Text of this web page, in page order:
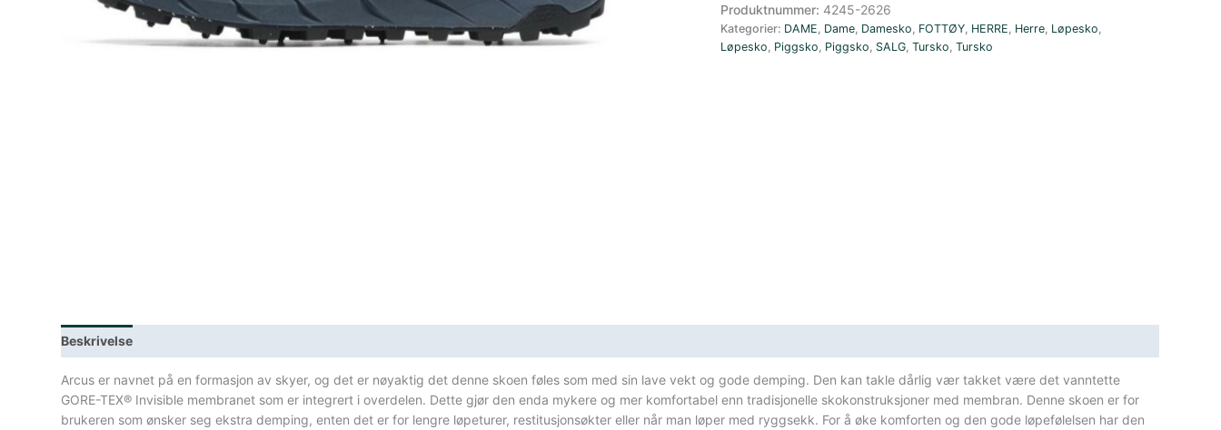
Produktnummer: 4245-2626
Kategorier: DAME, Dame, Damesko, FOTTØY, HERRE, Herre, Løpesko,
Løpesko, Piggsko, Piggsko, SALG, Tursko, Tursko
Beskrivelse
Arcus er navnet på en formasjon av skyer, og det er nøyaktig det denne skoen føles som med sin lave vekt og gode demping. Den kan takle dårlig vær takket være det vanntette
GORE-TEX® Invisible membranet som er integrert i overdelen. Dette gjør den enda mykere og mer komfortabel enn tradisjonelle skokonstruksjoner med membran. Denne skoen er for
brukeren som ønsker seg ekstra demping, enten det er for lengre løpeturer, restitusjonsøkter eller når man løper med ryggsekk. For å øke komforten og den gode løpefølelsen har den